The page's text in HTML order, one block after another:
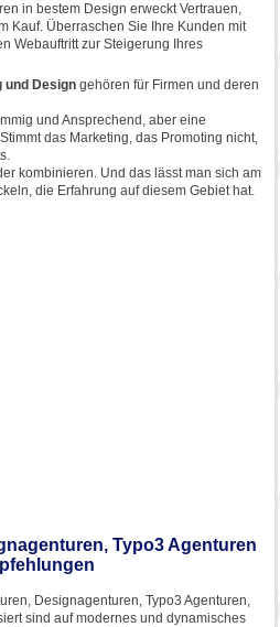
in bestem Design erweckt Vertrauen,
Kauf. Überraschen Sie Ihre Kunden mit
Webauftritt zur Steigerung Ihres
und Design gehören für Firmen und deren
und Ansprechend, aber eine
das Marketing, das Promoting nicht,
kombinieren. Und das lässt man sich am
die Erfahrung auf diesem Gebiet hat.
Typo3 Agenturen
Designagenturen, Typo3 Agenturen,
sind auf modernes und dynamisches